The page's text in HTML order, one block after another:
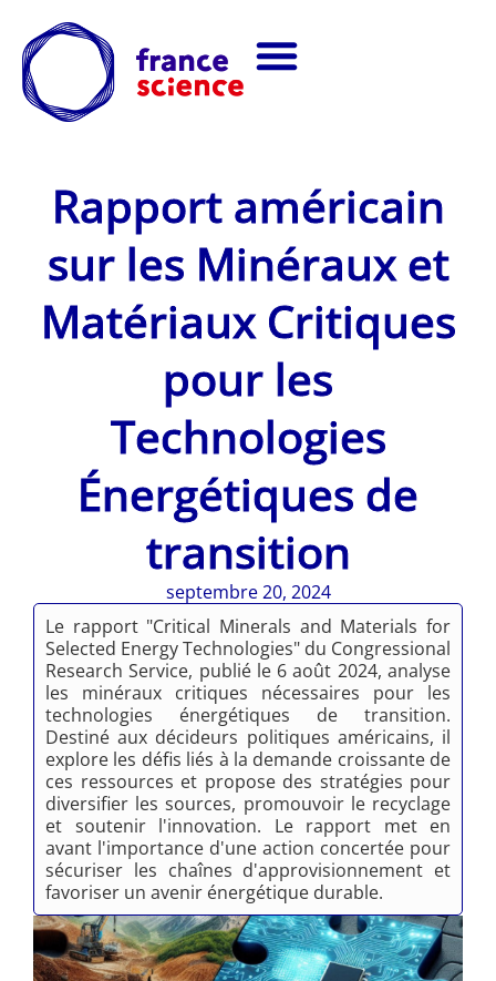
Rapport américain
sur les Minéraux et
Matériaux Critiques
pour les
Technologies
Énergétiques de
transition
septembre 20, 2024
Le rapport "Critical Minerals and Materials for
Selected Energy Technologies" du Congressional
Research Service, publié le 6 août 2024, analyse
les minéraux critiques nécessaires pour les
technologies énergétiques de transition.
Destiné aux décideurs politiques américains, il
explore les défis liés à la demande croissante de
ces ressources et propose des stratégies pour
diversifier les sources, promouvoir le recyclage
et soutenir l'innovation. Le rapport met en
avant l'importance d'une action concertée pour
sécuriser les chaînes d'approvisionnement et
favoriser un avenir énergétique durable.